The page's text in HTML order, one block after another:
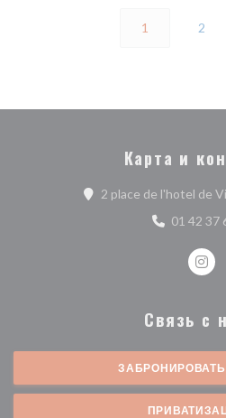
1 2
Карта и
2 place de l'hotel de
01 42 37
Связь с